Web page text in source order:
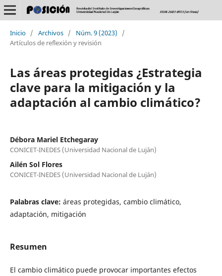
Inicio / Archivos / Núm. 9 (2023)
/
Artículos de reflexión y revisión
Las áreas protegidas ¿Estrategia
clave para la mitigación y la
adaptación al cambio climático?
Débora Mariel Etchegaray
CONICET-INEDES (Universidad Nacional de Luján)
Ailén Sol Flores
CONICET-INEDES (Universidad Nacional de Luján)
Palabras clave: áreas protegidas, cambio climático,
adaptación, mitigación
Resumen
El cambio climático puede provocar importantes efectos